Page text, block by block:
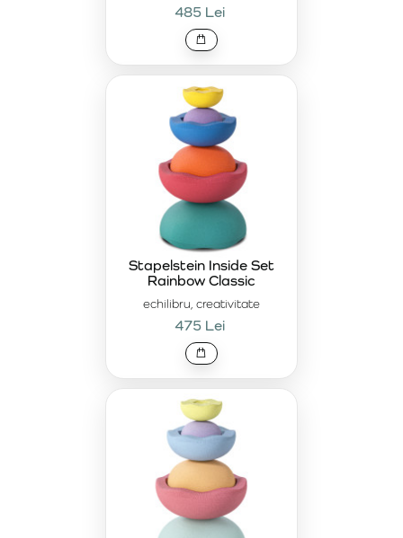
485 Lei
echilibru, creativitate
Stapelstein Inside Set
Rainbow Classic
475 Lei